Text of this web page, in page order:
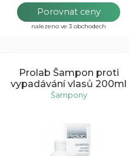
Porovnat ceny
nalezeno ve 3 obchodech
Prolab Šampon proti
vypadávání vlasů 200ml
Šampony